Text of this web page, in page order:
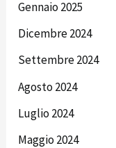
Gennaio 2025
Dicembre 2024
Settembre 2024
Agosto 2024
Luglio 2024
Maggio 2024